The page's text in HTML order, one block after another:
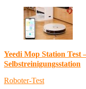
Yeedi Mop Station Test
Selbstreinigungsstation
Roboter-Test